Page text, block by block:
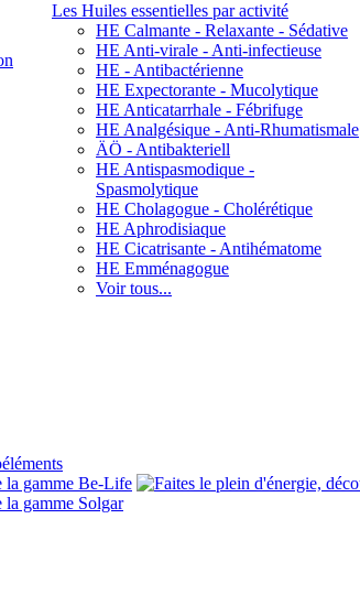
Les Huiles essentielles par activité
HE Calmante - Relaxante - Sédative
HE Anti-virale - Anti-infectieuse
HE - Antibactérienne
HE Expectorante - Mucolytique
HE Anticatarrhale - Fébrifuge
HE Analgésique - Anti-Rhumatismale
ÄÖ - Antibakteriell
HE Antispasmodique -
Spasmolytique
HE Cholagogue - Cholérétique
HE Aphrodisiaque
HE Cicatrisante - Antihématome
HE Emménagogue
Voir tous...
la gamme Be-Life
la gamme Solgar